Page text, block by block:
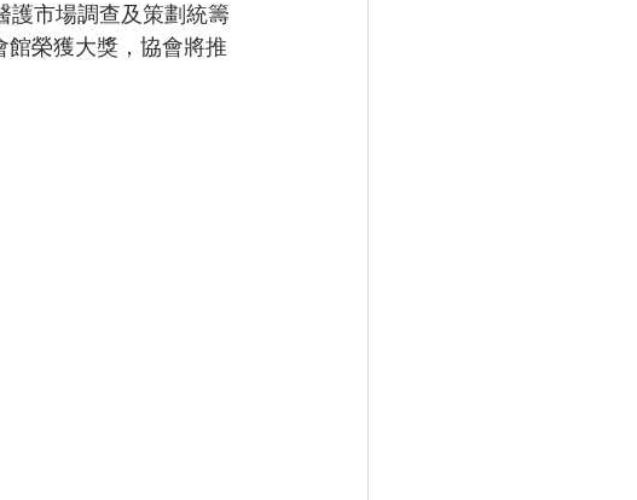
護市場調查及策劃統籌
館榮獲大獎，協會將推